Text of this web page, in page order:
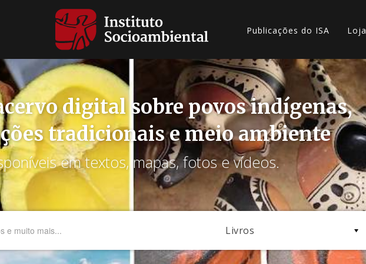
Publicações do ISA Loja
digital sobre povos indígenas,
tradicionais e meio ambiente
em textos, mapas, fotos e vídeos.
Livros